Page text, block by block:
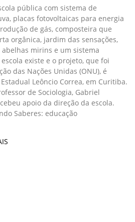
pública com sistema de
placas fotovoltaicas para energia
de gás, composteira que
orgânica, jardim das sensações,
mirins e um sistema
existe e o projeto, que foi
das Nações Unidas (ONU), é
Leôncio Correa, em Curitiba.
de Sociologia, Gabriel
apoio da direção da escola.
Saberes: educação